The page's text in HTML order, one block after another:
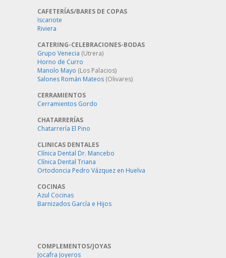
CAFETERÍAS/BARES DE COPAS
Iscariote
Riviera
CATERING-CELEBRACIONES-BODAS
Grupo Venecia (Utrera)
Horno de Curro
Manolo Mayo (Los Palacios)
Salones Román Mateos (Olivares)
CERRAMIENTOS
Cerramientos Gordo
CHATARRERÍAS
Chatarrería El Pino
CLINICAS DENTALES
Clínica Dental Dr. Mancebo
Clínica Dental Triana
Ortodoncia Pedro Vázquez en Huelva
COCINAS
Azul Cocinas
Barnizados García e Hijos
COMPLEMENTOS/JOYAS
Jocafra Joyeros